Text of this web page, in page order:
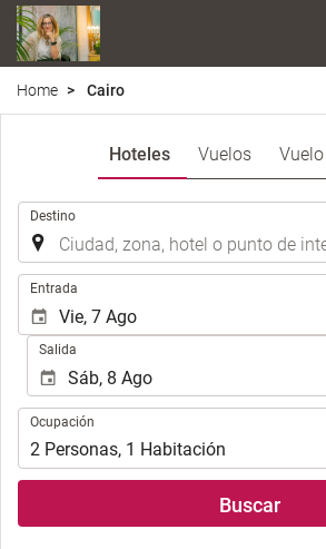
Home Cairo
Hoteles Vuelos
Destino
Entrada
Salida
Ocupación
Ocupación
2 Personas, 1 Habitación
Buscar